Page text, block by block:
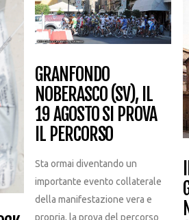
GRANFONDO
NOBERASCO (SV), IL
19 AGOSTO SI PROVA
IL PERCORSO
Sta ormai diventando un
importante evento collaterale
della manifestazione vera e
propria, la prova del percorso